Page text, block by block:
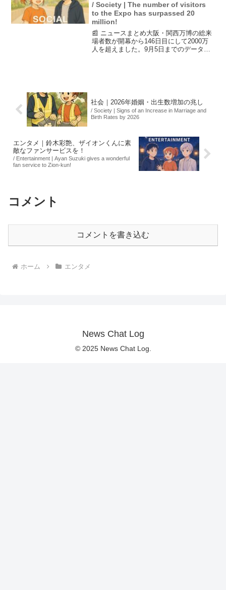
/ Society | The number of visitors
to the Expo has surpassed 20
million!
📰 ニュースまとめ大阪・関西万博の総来
場者数が開幕から146日目にして2000万
人を超えました。9月5日までのデータに
社会｜2026年婚姻・出生数増加の兆し
/ Society | Signs of an Increase in Marriage and
Birth Rates by 2026
エンタメ｜鈴木彩艶、ザイオンくんに素
敵なファンサービスを！
/ Entertainment | Ayan Suzuki gives a wonderful
fan service to Zion-kun!
コメント
コメントを書き込む
ホーム エンタメ
News Chat Log
© 2025 News Chat Log.